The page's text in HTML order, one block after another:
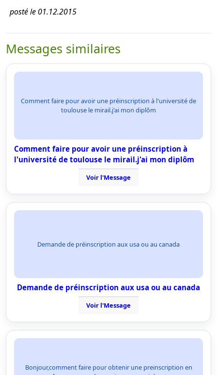
posté le 01.12.2015
Messages similaires
Comment faire pour avoir une préinscription à l'université de
toulouse le mirail.j'ai mon diplôm
Comment faire pour avoir une préinscription à
l'université de toulouse le mirail.j'ai mon diplôm
Voir l'Message
Demande de préinscription aux usa ou au canada
Demande de préinscription aux usa ou au canada
Voir l'Message
Bonjour,comment faire pour obtenir une preinscription en